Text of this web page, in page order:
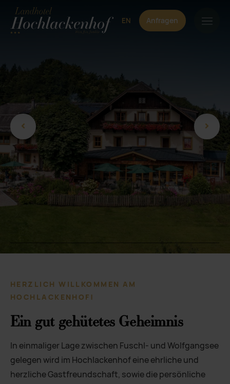
EN Anfragen
HERZLICH WILLKOMMEN AM
HOCHLACKENHOF!
Ein gut gehütetes Geheimnis
In einmaliger Lage zwischen Fuschl- und Wolfgangsee
gelegen wird im Hochlackenhof eine ehrliche und
herzliche Gastfreundschaft, sowie die persönliche